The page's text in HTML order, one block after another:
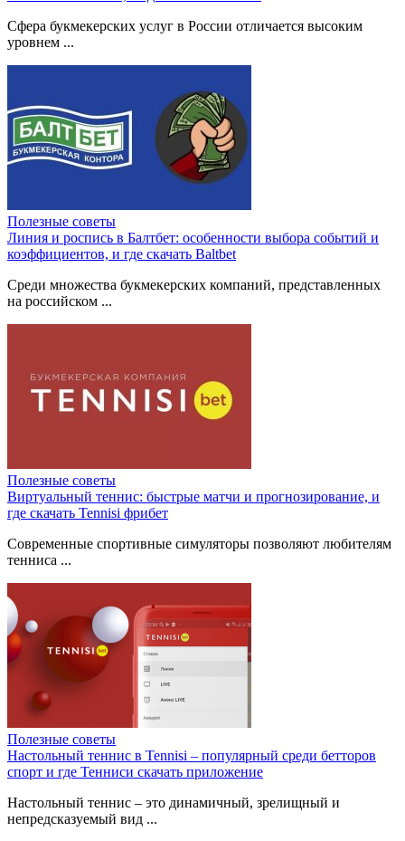
Сфера букмекерских услуг в России отличается высоким
уровнем ...
Полезные советы
Линия и роспись в Балтбет: особенности выбора событий и
коэффициентов, и где скачать Baltbet
Среди множества букмекерских компаний, представленных
на российском ...
Полезные советы
Виртуальный теннис: быстрые матчи и прогнозирование, и
где скачать Tennisi фрибет
Современные спортивные симуляторы позволяют любителям
тенниса ...
Полезные советы
Настольный теннис в Tennisi – популярный среди бетторов
спорт и где Тенниси скачать приложение
Настольный теннис – это динамичный, зрелищный и
непредсказуемый вид ...